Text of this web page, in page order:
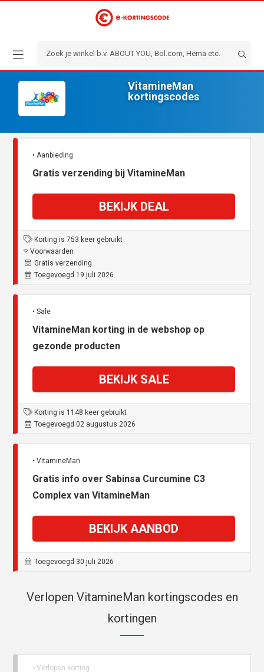
VitamineMan
kortingscodes
• Aanbieding
Gratis verzending bij VitamineMan
BEKIJK DEAL
Korting is 753 keer gebruikt
Voorwaarden
Gratis verzending
Toegevoegd 19 juli 2026
• Sale
VitamineMan korting in de webshop op
gezonde producten
BEKIJK SALE
Korting is 1148 keer gebruikt
Toegevoegd 02 augustus 2026
• VitamineMan
Gratis info over Sabinsa Curcumine C3
Complex van VitamineMan
BEKIJK AANBOD
Toegevoegd 30 juli 2026
Verlopen VitamineMan kortingscodes en
kortingen
• Verlopen korting